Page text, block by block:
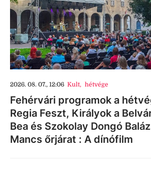
2026. 08. 07., 12:06 Kult, hétvége
Fehérvári programok a
Regia Feszt, Királyok a
Bea és Szokolay Dongó
Mancs őrjárat : A dínófilm